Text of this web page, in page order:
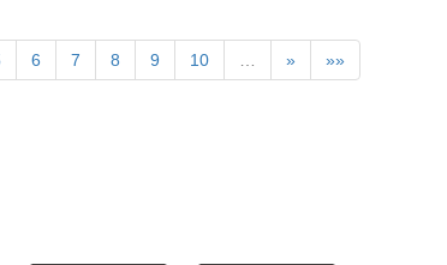
6 7 8 9 10 … » »»